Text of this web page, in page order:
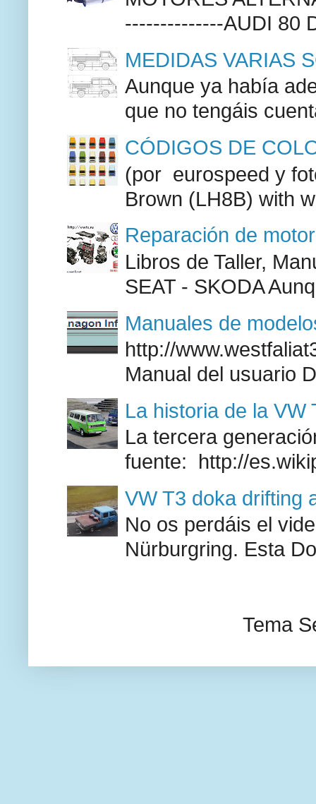
--------------AUDI 80
MEDIDAS VARIAS
Aunque ya había
que no tengáis
CÓDIGOS DE
(por eurospeed y
Brown (LH8B) with
Reparación de
Libros de Taller,
SEAT - SKODA
Manuales de
http://
Manual del usuario
La historia de la
La tercera
fuente: http://
VW T3 doka drifting
No os perdáis el
Nürburgring. Esta
Tema